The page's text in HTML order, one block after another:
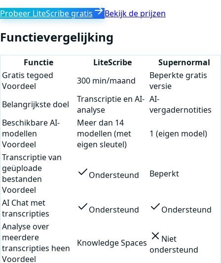
Probeer LiteScribe gratis Bekijk de prijzen
Functievergelijking
Functie LiteScribe
Supernormal
Gratis tegoed
Voordeel
300 min/maand
Beperkte gratis
versie
Belangrijkste doel
Transcriptie en AI-
analyse
AI-
vergadernotities
Beschikbare AI-
modellen
Voordeel
Meer dan 14
modellen (met
eigen sleutel)
1 (eigen model)
Transcriptie van
geüploade
bestanden
Voordeel
Ondersteund Beperkt
AI Chat met
transcripties
Ondersteund
Ondersteund
Analyse over
meerdere
transcripties heen
Voordeel
Knowledge Spaces
Niet
ondersteund